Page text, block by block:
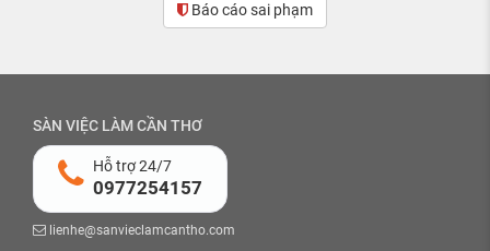
Báo cáo sai phạm
SÀN VIỆC LÀM CẦN THƠ
Hỗ trợ 24/7
0977254157
lienhe@sanvieclamcantho.com